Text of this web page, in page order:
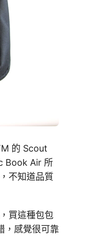
的 Scout
Book Air 所
不知道品質
買這種包包
，感覺很可靠